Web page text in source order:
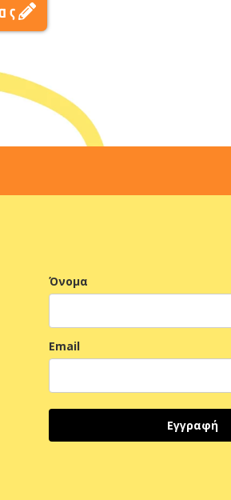
Όνομα
Email
Εγγραφή